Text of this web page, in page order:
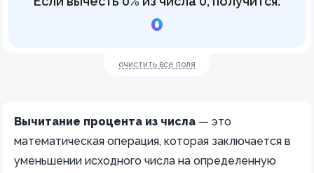
0
очистить все поля
Вычитание процента из числа — это
математическая операция, которая заключается в
уменьшении исходного числа на определенную